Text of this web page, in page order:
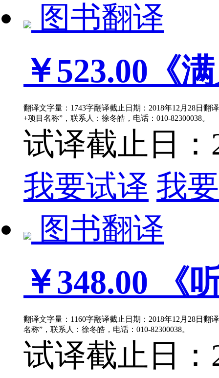
图书翻译
￥523.00 《
翻译文字量：1743字翻译截止日期：2018年12月28日翻
+项目名称”，联系人：徐冬皓，电话：010-82300038。
试译截止日：
我要试译 我
图书翻译
￥348.00 《
翻译文字量：1160字翻译截止日期：2018年12月28日翻
名称”，联系人：徐冬皓，电话：010-82300038。
试译截止日：